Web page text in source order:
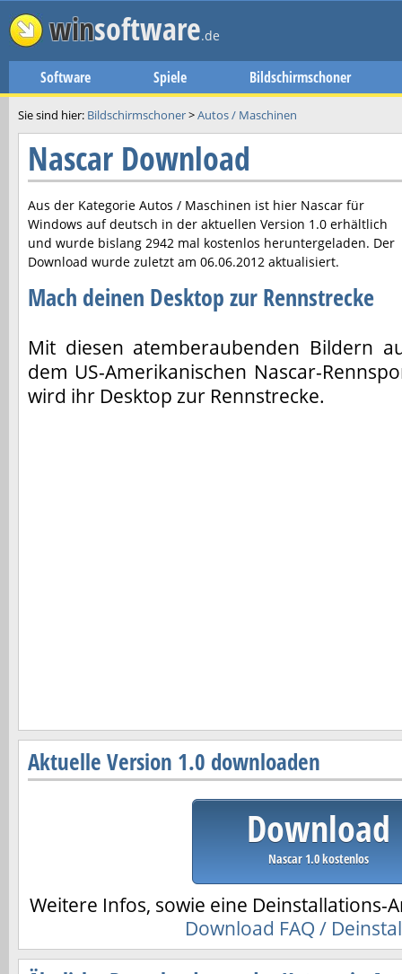
winsoftware.de
Software Spiele Bildschirmschoner
Sie sind hier: Bildschirmschoner>Autos / Maschinen
Nascar Download
Aus der Kategorie Autos / Maschinen ist hier Nascar für
Windows auf deutsch in der aktuellen Version 1.0 erhältlich
und wurde bislang 2942 mal kostenlos heruntergeladen. Der
Download wurde zuletzt am 06.06.2012 aktualisiert.
Mach deinen Desktop zur Rennstrecke
Mit diesen atemberaubenden Bildern
dem US-Amerikanischen Nascar-
wird ihr Desktop zur Rennstrecke.
Aktuelle Version 1.0 downloaden
Download
Nascar 1.0 kostenlos
Weitere Infos, sowie eine Deinstallations-
Download FAQ /